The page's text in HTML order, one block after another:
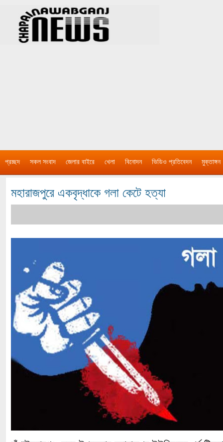
প্রচ্ছদ সকল সংবাদ জেলার বাইরে খেলা বিনোদন ভিডিও প্রতিবেদন মুক্তাঙ্গন
মহারাজপুরে একবৃদ্ধাকে গলা কেটে হত্যা